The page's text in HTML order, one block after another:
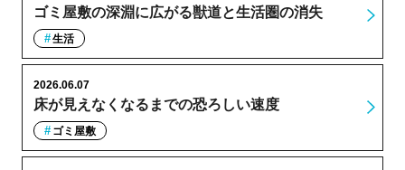
ゴミ屋敷の深淵に広がる獣道と生活圏の消失
生活
床が見えなくなるまでの恐ろしい速度
2026.06.07
ゴミ屋敷